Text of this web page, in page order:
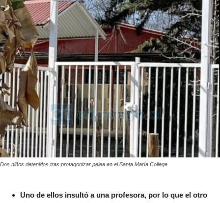
Dos niños detenidos tras protagonizar pelea en el Santa María College.
Uno de ellos insultó a una profesora, por lo que el otro